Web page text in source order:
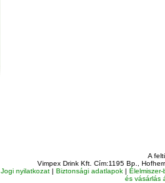
A
Vimpex Drink Kft. Cím:1195 Bp.,
Jogi nyilatkozat| Biztonsági adatlapok|
és vásárlás